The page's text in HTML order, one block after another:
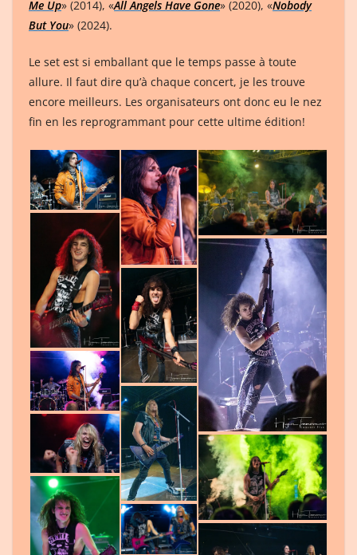
Me Up» (2014), «All Angels Have Gone» (2020), «Nobody
But You» (2024).
Le set est si emballant que le temps passe à toute
allure. Il faut dire qu’à chaque concert, je les trouve
encore meilleurs. Les organisateurs ont donc eu le nez
fin en les reprogrammant pour cette ultime édition!